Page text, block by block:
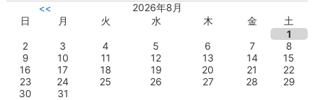
<<
2026年8月
日
月 火 水 木 金
土
1
2
3 4 5 6 7
8
9
10 11 12 13 14
15
16
17 18 19 20 21
22
23
24 25 26 27 28
29
30
31